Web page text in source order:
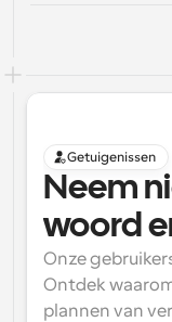
Getuigenissen
Neem
woord
Onze
Ontdek
plannen van